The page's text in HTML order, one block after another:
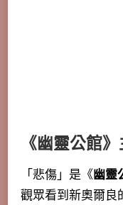
《幽靈公館》
「悲傷」是《幽靈
觀眾看到新奧爾良